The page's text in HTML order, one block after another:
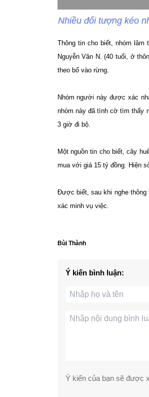
Nhiều đối tượng kéo
Thông tin cho biết, nhóm
Nguyễn Văn N. (40 tuổi, ở
theo bố vào rừng.
Nhóm người này được xác
nhóm này đã tình cờ tìm thấy
3 giờ đi bộ.
Một nguồn tin cho biết, cây
mua với giá 15 tỷ đồng. Hiện
Được biết, sau khi nghe
xác minh vụ việc.
Bùi Thành
Ý kiến bình luận:
Ý kiến của bạn sẽ được